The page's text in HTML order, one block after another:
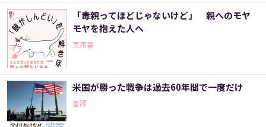
「毒親ってほどじゃないけど」 親へのモヤ
モヤを抱えた人へ
実用書
米国が勝った戦争は過去60年間で一度だけ
書評